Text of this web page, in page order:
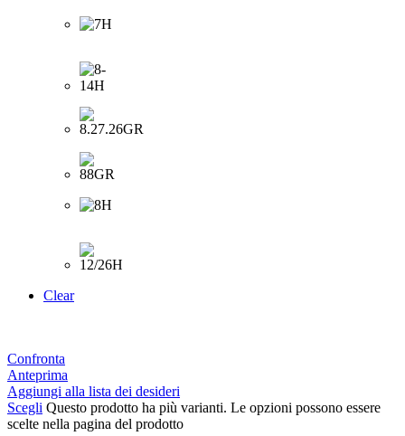
Clear
Confronta
Anteprima
Aggiungi alla lista dei desideri
Scegli Questo prodotto ha più varianti. Le opzioni possono essere
scelte nella pagina del prodotto